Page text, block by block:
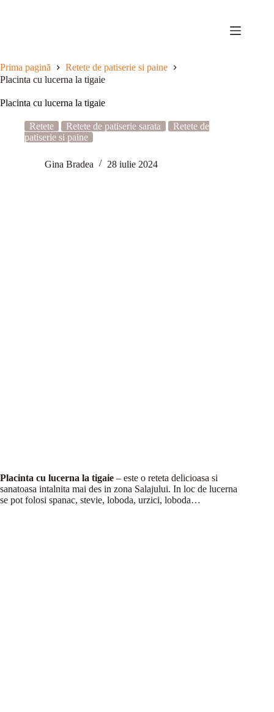
Prima pagină
Retete de patiserie si paine
Placinta cu lucerna la tigaie
Placinta cu lucerna la tigaie
Retete Retete de patiserie sarata
Retete de
patiserie si paine
Gina Bradea 28 iulie 2024
Placinta cu lucerna la tigaie – este o reteta delicioasa si
sanatoasa intalnita mai des in zona Salajului. In loc de lucerna
se pot folosi spanac, stevie, loboda, urzici, loboda…